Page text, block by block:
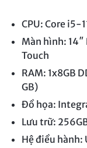
CPU: Core i5-
Màn hình:
Touch
RAM: 1x8GB
GB)
Đồ họa:
Lưu trữ:
Hệ điều hành: